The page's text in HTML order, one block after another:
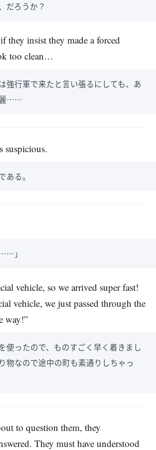
だろうか？
they insist they made a forced
too clean…
強行軍で来たと言い張るにしても、あ
麗……
suspicious.
ある。
」
vehicle, so we arrived super fast!
vehicle, we just passed through the
way!”
使ったので、ものすごく早く着きまし
なので途中の町も素通りしちゃっ
to question them, they
They must have understood